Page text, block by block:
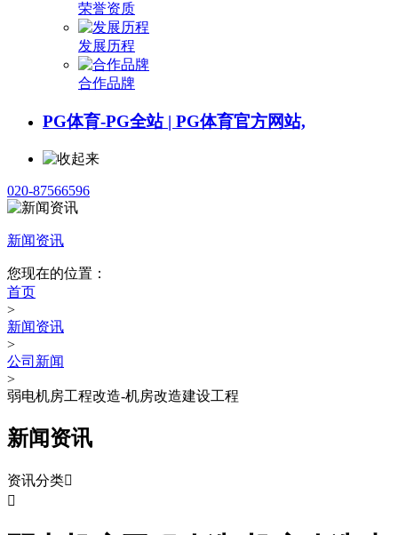
荣誉资质
发展历程
合作品牌
PG体育-PG全站 | PG体育官方网站,
020-87566596
新闻资讯
您现在的位置：
首页
>
新闻资讯
>
公司新闻
>
弱电机房工程改造-机房改造建设工程
新闻资讯
资讯分类
